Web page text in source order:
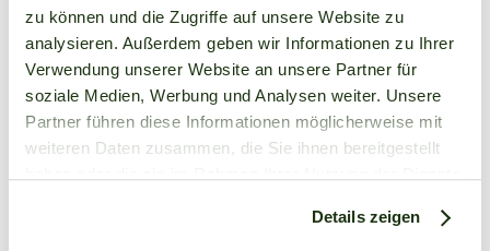
zu können und die Zugriffe auf unsere Website zu
analysieren. Außerdem geben wir Informationen zu Ihrer
Verwendung unserer Website an unsere Partner für
soziale Medien, Werbung und Analysen weiter. Unsere
Partner führen diese Informationen möglicherweise mit
weiteren Daten zusammen, die Sie ihnen bereitgestellt
Details zeigen